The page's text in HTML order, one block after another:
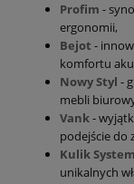
Profim -
ergonomii,
Bejot -
komfortu
Nowy Styl -
mebli
Vank-
podejście do
Kulik System
unikalnych